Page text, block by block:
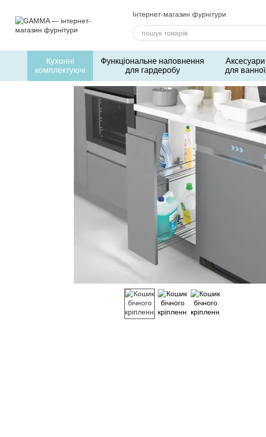
Інтернет-магазин фурнітури
Кухонні
комплектуючі
Функціональне наповнення
для гардеробу
Аксесуари
для ванної